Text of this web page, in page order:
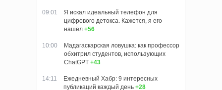
09:01
Я искал идеальный телефон для
цифрового детокса. Кажется, я его
нашёл +56
10:00
Мадагаскарская ловушка: как профессор
обхитрил студентов, использующих
ChatGPT +43
14:11
Ежедневный Хабр: 9 интересных
публикаций каждый день +28